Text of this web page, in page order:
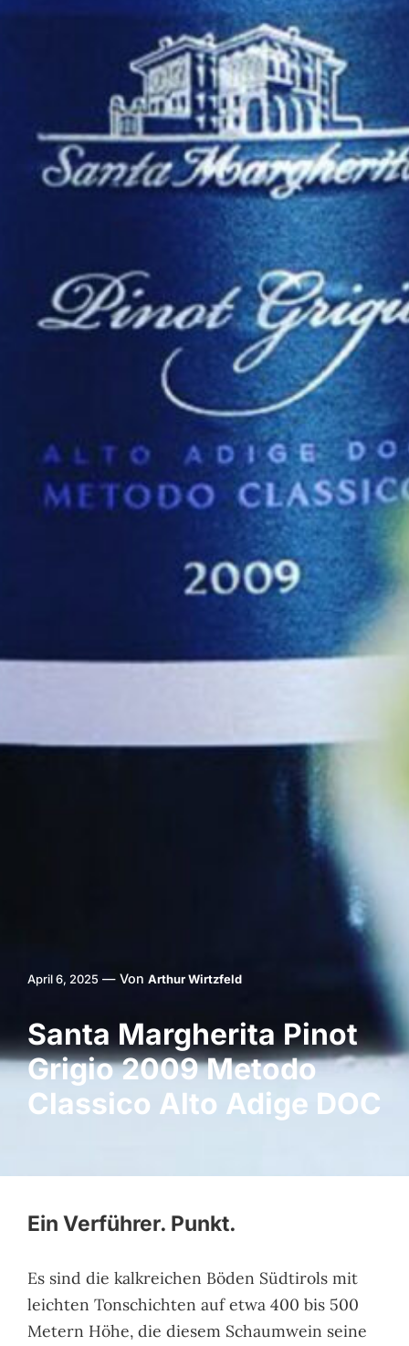
April 6, 2025 — Von Arthur Wirtzfeld
Santa Margherita Pinot
Grigio 2009 Metodo
Classico Alto Adige DOC
Ein Verführer. Punkt.
Es sind die kalkreichen Böden Südtirols mit
leichten Tonschichten auf etwa 400 bis 500
Metern Höhe, die diesem Schaumwein seine